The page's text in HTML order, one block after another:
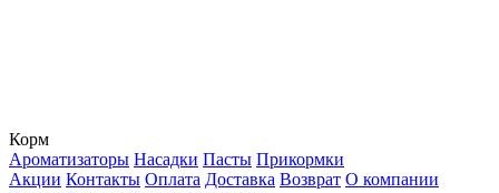
Корм
Ароматизаторы Насадки Пасты Прикормки
Акции Контакты Оплата Доставка Возврат О компании